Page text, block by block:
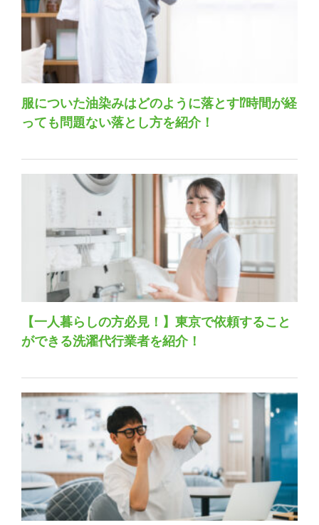
服についた油染みはどのように落とす⁉時間が経
っても問題ない落とし方を紹介！
【一人暮らしの方必見！】東京で依頼すること
ができる洗濯代行業者を紹介！